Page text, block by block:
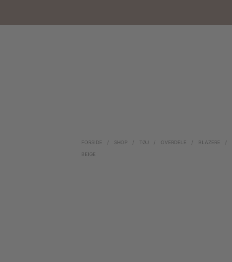
FORSIDE / SHOP / TØJ / OVERDELE / BLAZERE /
BEIGE